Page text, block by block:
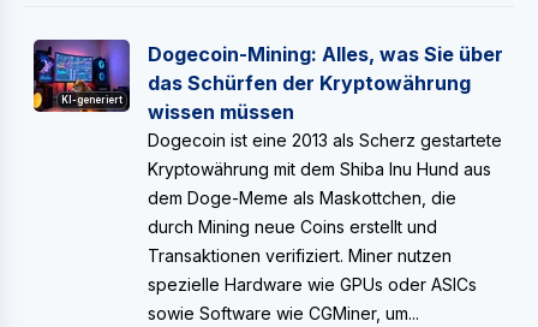
KI-generiert
Dogecoin-Mining: Alles, was Sie über
das Schürfen der Kryptowährung
wissen müssen
Dogecoin ist eine 2013 als Scherz gestartete
Kryptowährung mit dem Shiba Inu Hund aus
dem Doge-Meme als Maskottchen, die
durch Mining neue Coins erstellt und
Transaktionen verifiziert. Miner nutzen
spezielle Hardware wie GPUs oder ASICs
sowie Software wie CGMiner, um...